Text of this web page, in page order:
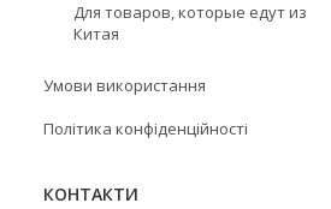
Для товаров, которые едут из
Китая
Умови використання
Політика конфіденційності
КОНТАКТИ